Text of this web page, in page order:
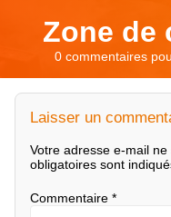
Zone de
0 commentaires
Laisser un
Votre adresse e-mail ne
obligatoires sont
Commentaire *